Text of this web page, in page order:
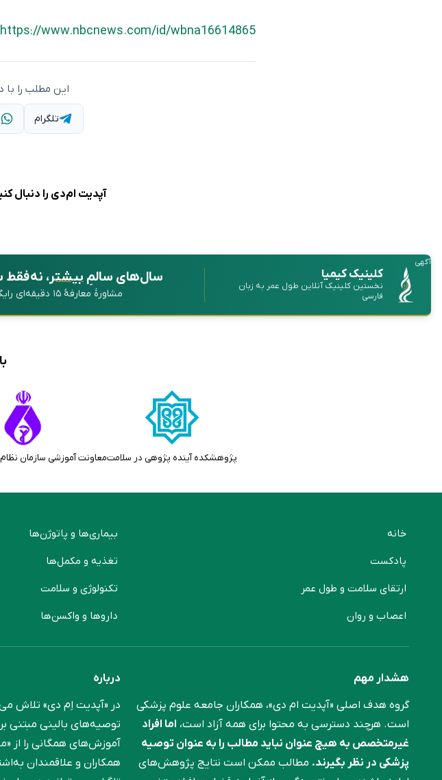
https://www.nbcnews.com/id/wbna16614865
این مطلب را با
تلگرام
آپدیت ام‌دی را دنبال
آگهی
کلینیک کیمیا
نخستین کلینیک آنلاین طول عمر به زبان
فارسی
سال‌های سالمِبیشتر، نه
مشاورهٔ معارفهٔ ۱۵ دقیقه‌ای رایگان، آنلاین
پژوهشکده آینده پژوهی در سلامتمعاونت آموزشی سازمان
خانه
پادکست
ارتقای سلامت و طول عمر
اعصاب و روان
بیماری‌ها و پاتوژن‌ها
تغذیه و مکمل‌ها
تکنولوژی و سلامت
دارو‌ها و واکسن‌ها
هشدار مهم
گروه هدف اصلی «آپدیت ام دی»، همکاران جامعه علوم ‌پزشکی
است. هرچند دسترسی به محتوا برای همه آزاد است، اما افراد
غیرمتخصص به هیچ عنوان نباید مطالب را به عنوان توصیه
پزشکی در نظر بگیرند. مطالب ممکن است نتایج پژوهش‌های
درباره
در «آپدیت اِم دی» تلاش
توصیه‌های بالینی مبتنی
آموزش‌های همگانی را از
همکاران و علاقمندان